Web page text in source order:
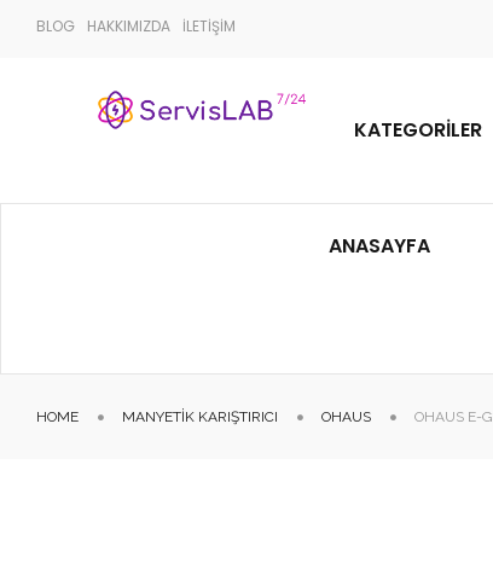
BLOG HAKKIMIZDA İLETİŞİM
KATEGORILER
ANASAYFA
HOME MANYETIK KARIŞTIRICI OHAUS OHAUS E-